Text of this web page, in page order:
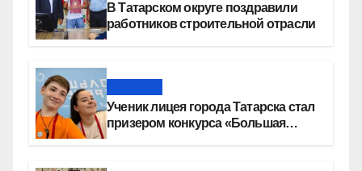
В Татарском округе поздравили
работников строительной отрасли
Ученик лицея города Татарска стал
призером конкурса «Большая